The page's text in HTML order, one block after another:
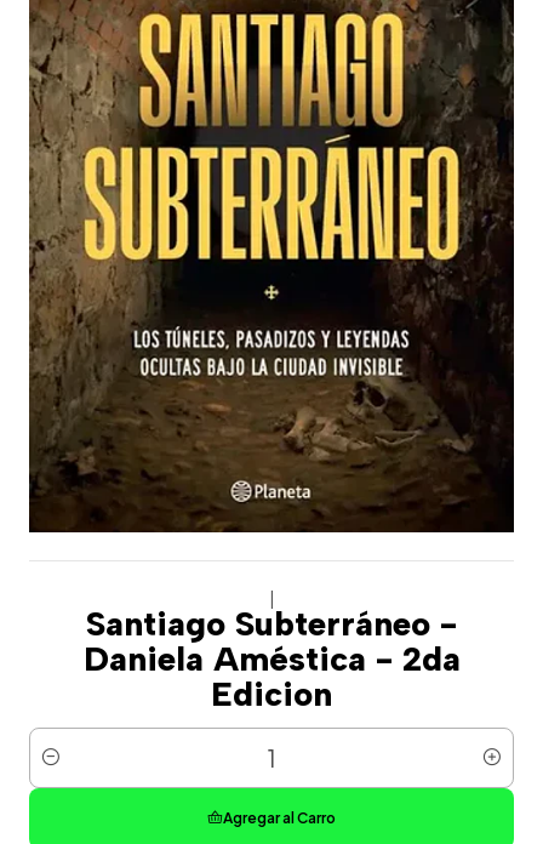
Santiago Subterráneo -
Daniela Améstica - 2da
Edicion
Cantidad
Agregar al Carro